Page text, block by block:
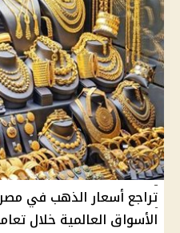
تراجع أسعار الذهب في
الأسواق العالمية خلال